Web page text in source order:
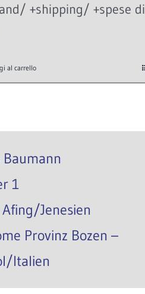
+shipping/ +spese di
al carrello
1
Jenesien
Provinz Bozen –
Italien